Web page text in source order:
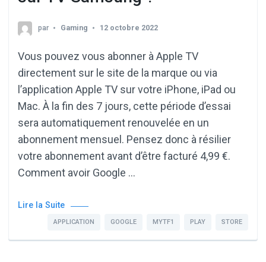
par Gaming 12 octobre 2022
Vous pouvez vous abonner à Apple TV
directement sur le site de la marque ou via
l’application Apple TV sur votre iPhone, iPad ou
Mac. À la fin des 7 jours, cette période d’essai
sera automatiquement renouvelée en un
abonnement mensuel. Pensez donc à résilier
votre abonnement avant d’être facturé 4,99 €.
Comment avoir Google …
Lire la Suite
APPLICATION GOOGLE MYTF1 PLAY STORE